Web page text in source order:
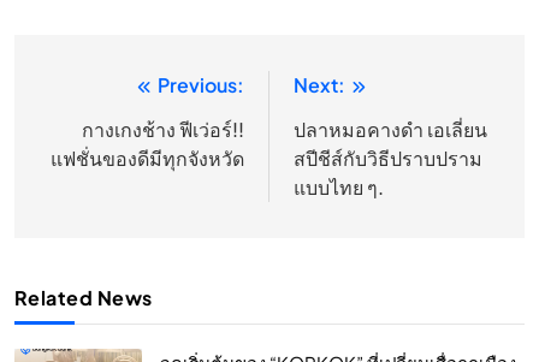
แนะแนว
เรื่อง
Previous:
กางเกงช้าง ฟีเว่อร์!!
แฟชั่นของดีมีทุกจังหวัด
Next:
ปลาหมอคางดำ เอเลี่ยน
สปีชีส์กับวิธีปราบปราม
แบบไทย ๆ.
Related News